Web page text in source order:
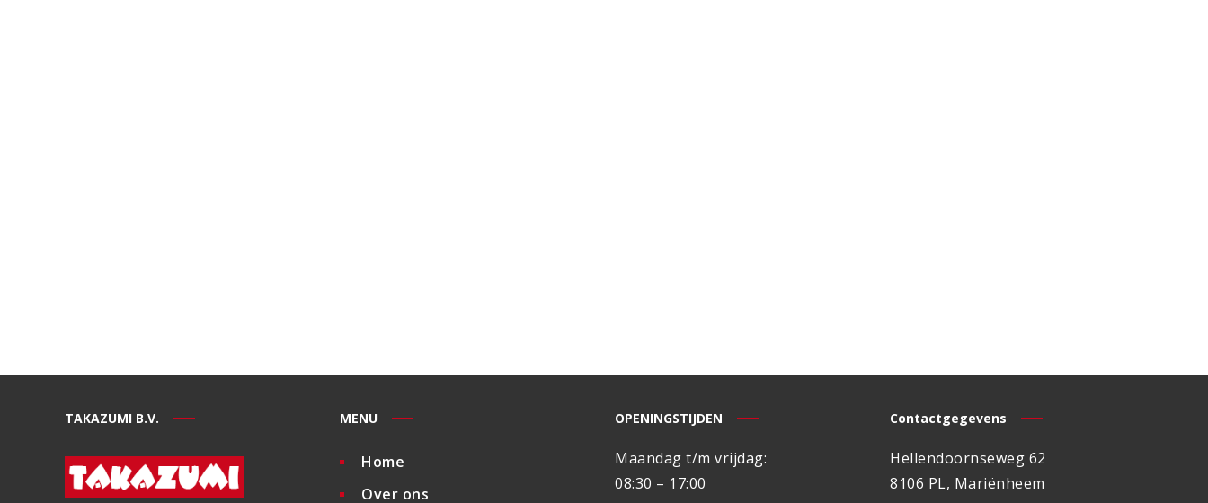
TAKAZUMI B.V. MENU
Home
Over ons
OPENINGSTIJDEN
Maandag t/m vrijdag:
08:30 – 17:00
Contactgegevens
Hellendoornseweg 62
8106 PL, Mariënheem